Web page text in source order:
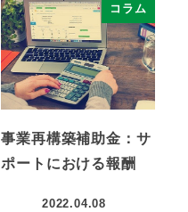
コラム
事業再構築補助金：サ
ポートにおける報酬
2022.04.08